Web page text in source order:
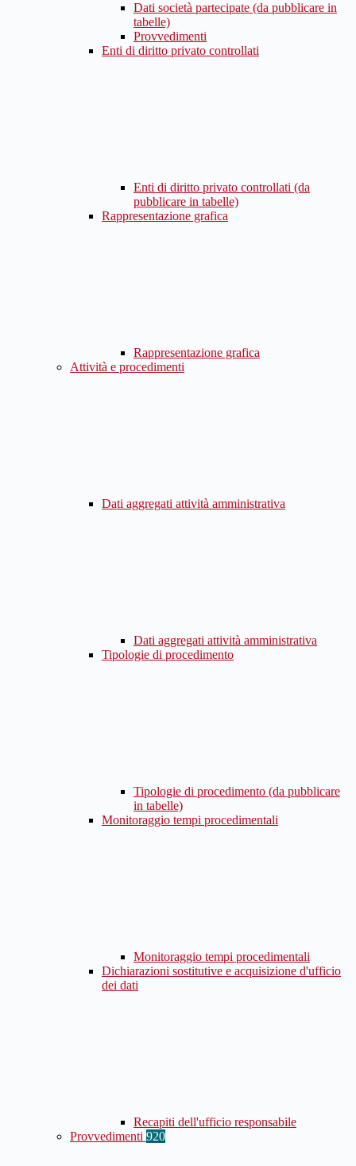
Dati società partecipate (da pubblicare in
tabelle)
Provvedimenti
Enti di diritto privato controllati
Enti di diritto privato controllati (da
pubblicare in tabelle)
Rappresentazione grafica
Rappresentazione grafica
Attività e procedimenti
Dati aggregati attività amministrativa
Dati aggregati attività amministrativa
Tipologie di procedimento
Tipologie di procedimento (da pubblicare
in tabelle)
Monitoraggio tempi procedimentali
Monitoraggio tempi procedimentali
Dichiarazioni sostitutive e acquisizione d'ufficio
dei dati
Recapiti dell'ufficio responsabile
Provvedimenti 920